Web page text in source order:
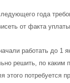
года
от факта
работать до 1
решить, по каким
этого потребуется